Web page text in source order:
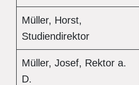
Müller, Horst,
Studiendirektor
Müller, Josef, Rektor a.
D.